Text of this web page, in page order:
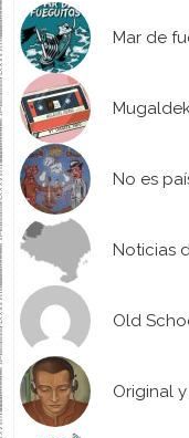
Mar de
No es
Noticias
Old
Original